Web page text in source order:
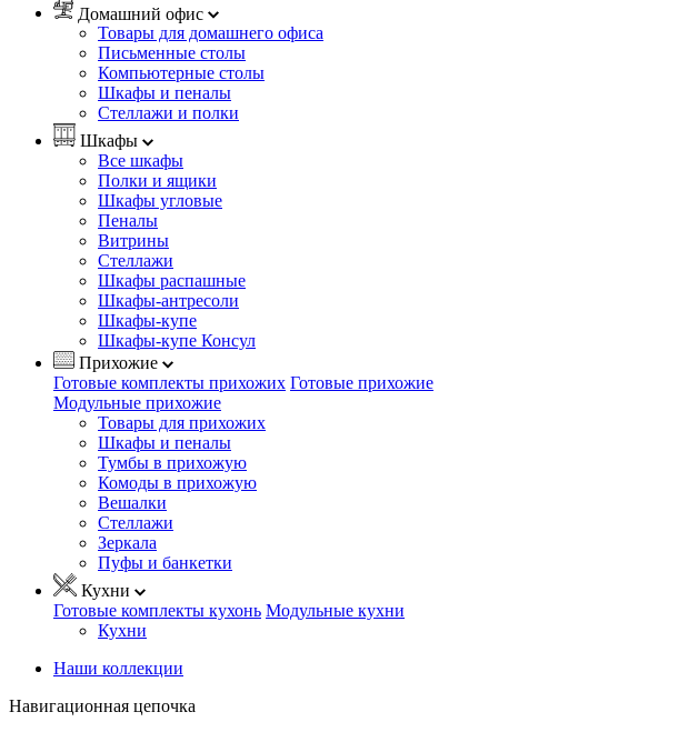
Домашний офис
Товары для домашнего офиса
Письменные столы
Компьютерные столы
Шкафы и пеналы
Стеллажи и полки
Шкафы
Все шкафы
Полки и ящики
Шкафы угловые
Пеналы
Витрины
Стеллажи
Шкафы распашные
Шкафы-антресоли
Шкафы-купе
Шкафы-купе Консул
Прихожие
Готовые комплекты прихожих Готовые прихожие
Модульные прихожие
Товары для прихожих
Шкафы и пеналы
Тумбы в прихожую
Комоды в прихожую
Вешалки
Стеллажи
Зеркала
Пуфы и банкетки
Кухни
Готовые комплекты кухонь Модульные кухни
Кухни
Наши коллекции
Навигационная цепочка